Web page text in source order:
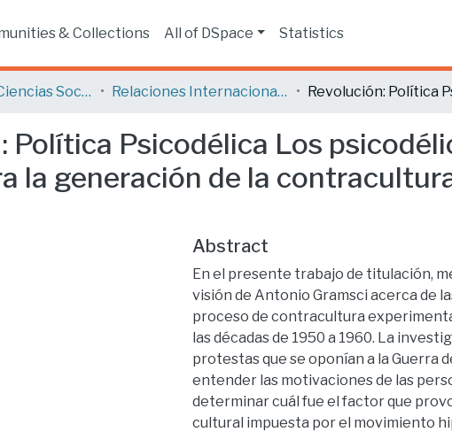
& Collections All of DSpace Statistics
Facultad de Ciencias Sociales y Humanas Relaciones Internacionales
Política Psicodélica Los
la generación de la
Abstract
En el presente trabajo de titulación,
visión de Antonio Gramsci acerca de
proceso de contracultura
las décadas de 1950 a 1960. La
protestas que se oponían a la Guerra
entender las motivaciones de las
determinar cuál fue el factor que
cultural impuesta por el movimiento